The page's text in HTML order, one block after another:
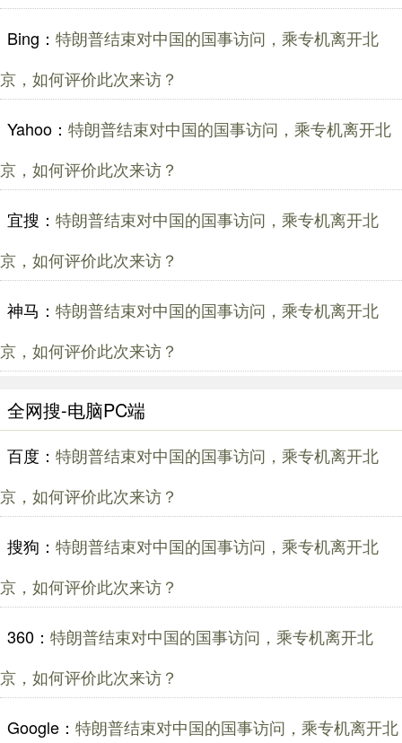
Bing： 特朗普结束对中国的国事访问，乘专机离开北
京，如何评价此次来访？
Yahoo： 特朗普结束对中国的国事访问，乘专机离开北
京，如何评价此次来访？
宜搜： 特朗普结束对中国的国事访问，乘专机离开北
京，如何评价此次来访？
神马： 特朗普结束对中国的国事访问，乘专机离开北
京，如何评价此次来访？
全网搜-电脑PC端
百度： 特朗普结束对中国的国事访问，乘专机离开北
京，如何评价此次来访？
搜狗： 特朗普结束对中国的国事访问，乘专机离开北
京，如何评价此次来访？
360： 特朗普结束对中国的国事访问，乘专机离开北
京，如何评价此次来访？
Google： 特朗普结束对中国的国事访问，乘专机离开北